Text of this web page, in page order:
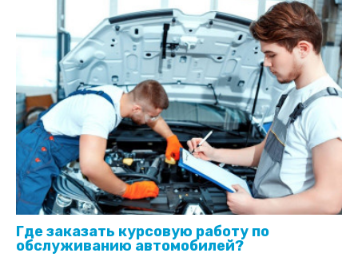
Где заказать курсовую работу по
обслуживанию автомобилей?